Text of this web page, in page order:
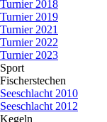
Turnier 2018
Turnier 2019
Turnier 2021
Turnier 2022
Turnier 2023
Sport
Fischerstechen
Seeschlacht 2010
Seeschlacht 2012
Kegeln